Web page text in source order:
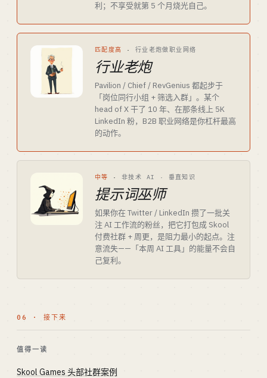
利；不享受就第 5 个月烧光自己。
匹配度高 · 行业老炮做职业网络
行业老炮
Pavilion / Chief / RevGenius 都起步于
「岗位同行小组 + 筛选入群」。某个
head of X 干了 10 年、在那条线上 5K
LinkedIn 粉，B2B 职业网络是你杠杆最高
的动作。
中等 ·非技术 AI · 垂直知识
提示词巫师
如果你在 Twitter / LinkedIn 攒了一批关
注 AI 工作流的粉丝，把它打包成 Skool
付费社群 + 周更，是阻力最小的起点。注
意流失——「本周 AI 工具」的能量不会自
己复利。
06 · 接下来
值得一读
Skool Games 头部社群案例